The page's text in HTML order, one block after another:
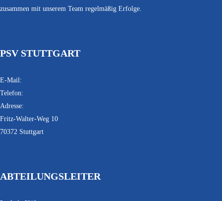
zusammen mit unserem Team regelmäßig Erfolge.
PSV STUTTGART
E-Mail:
Telefon:
Adresse:
Fritz-Walter-Weg 10
70372 Stuttgart
ABTEILUNGSLEITER